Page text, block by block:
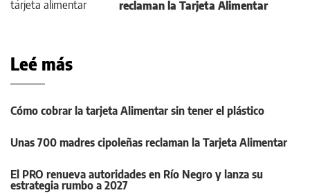
reclaman la Tarjeta Alimentar
Leé más
Cómo cobrar la tarjeta Alimentar sin tener el plástico
Unas 700 madres cipoleñas reclaman la Tarjeta Alimentar
El PRO renueva autoridades en Río Negro y lanza su
estrategia rumbo a 2027